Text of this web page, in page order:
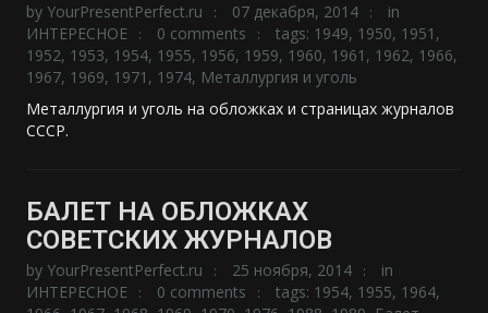
by YourPresentPerfect.ru 07 декабря, 2014
in
ИНТЕРЕСНОЕ
0 comments tags: 1949, 1950, 1951 ,
1952, 1953, 1954, 1955, 1956, 1959, 1960, 1961 , 1962, 1966,
1967, 1969, 1971 , 1974, Металлургия и уголь
Металлургия и уголь на обложках и страницах журналов
СССР.
БАЛЕТ НА ОБЛОЖКАХ
СОВЕТСКИХ ЖУРНАЛОВ
by YourPresentPerfect.ru 25 ноября, 2014
in
ИНТЕРЕСНОЕ
0 comments tags: 1954, 1955, 1964,